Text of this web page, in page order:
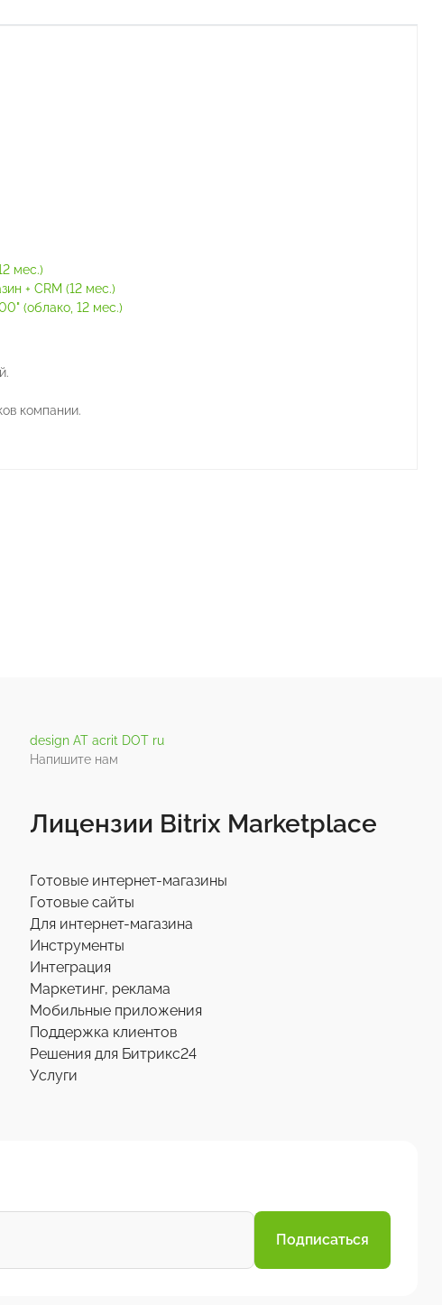
мес.)
+ CRM (12 мес.)
(облако, 12 мес.)
компании.
design AT acrit DOT ru
Напишите нам
Лицензии Bitrix Marketplace
Готовые интернет-магазины
Готовые сайты
Для интернет-магазина
Инструменты
Интеграция
Маркетинг, реклама
Мобильные приложения
Поддержка клиентов
Решения для Битрикс24
Услуги
Подписаться